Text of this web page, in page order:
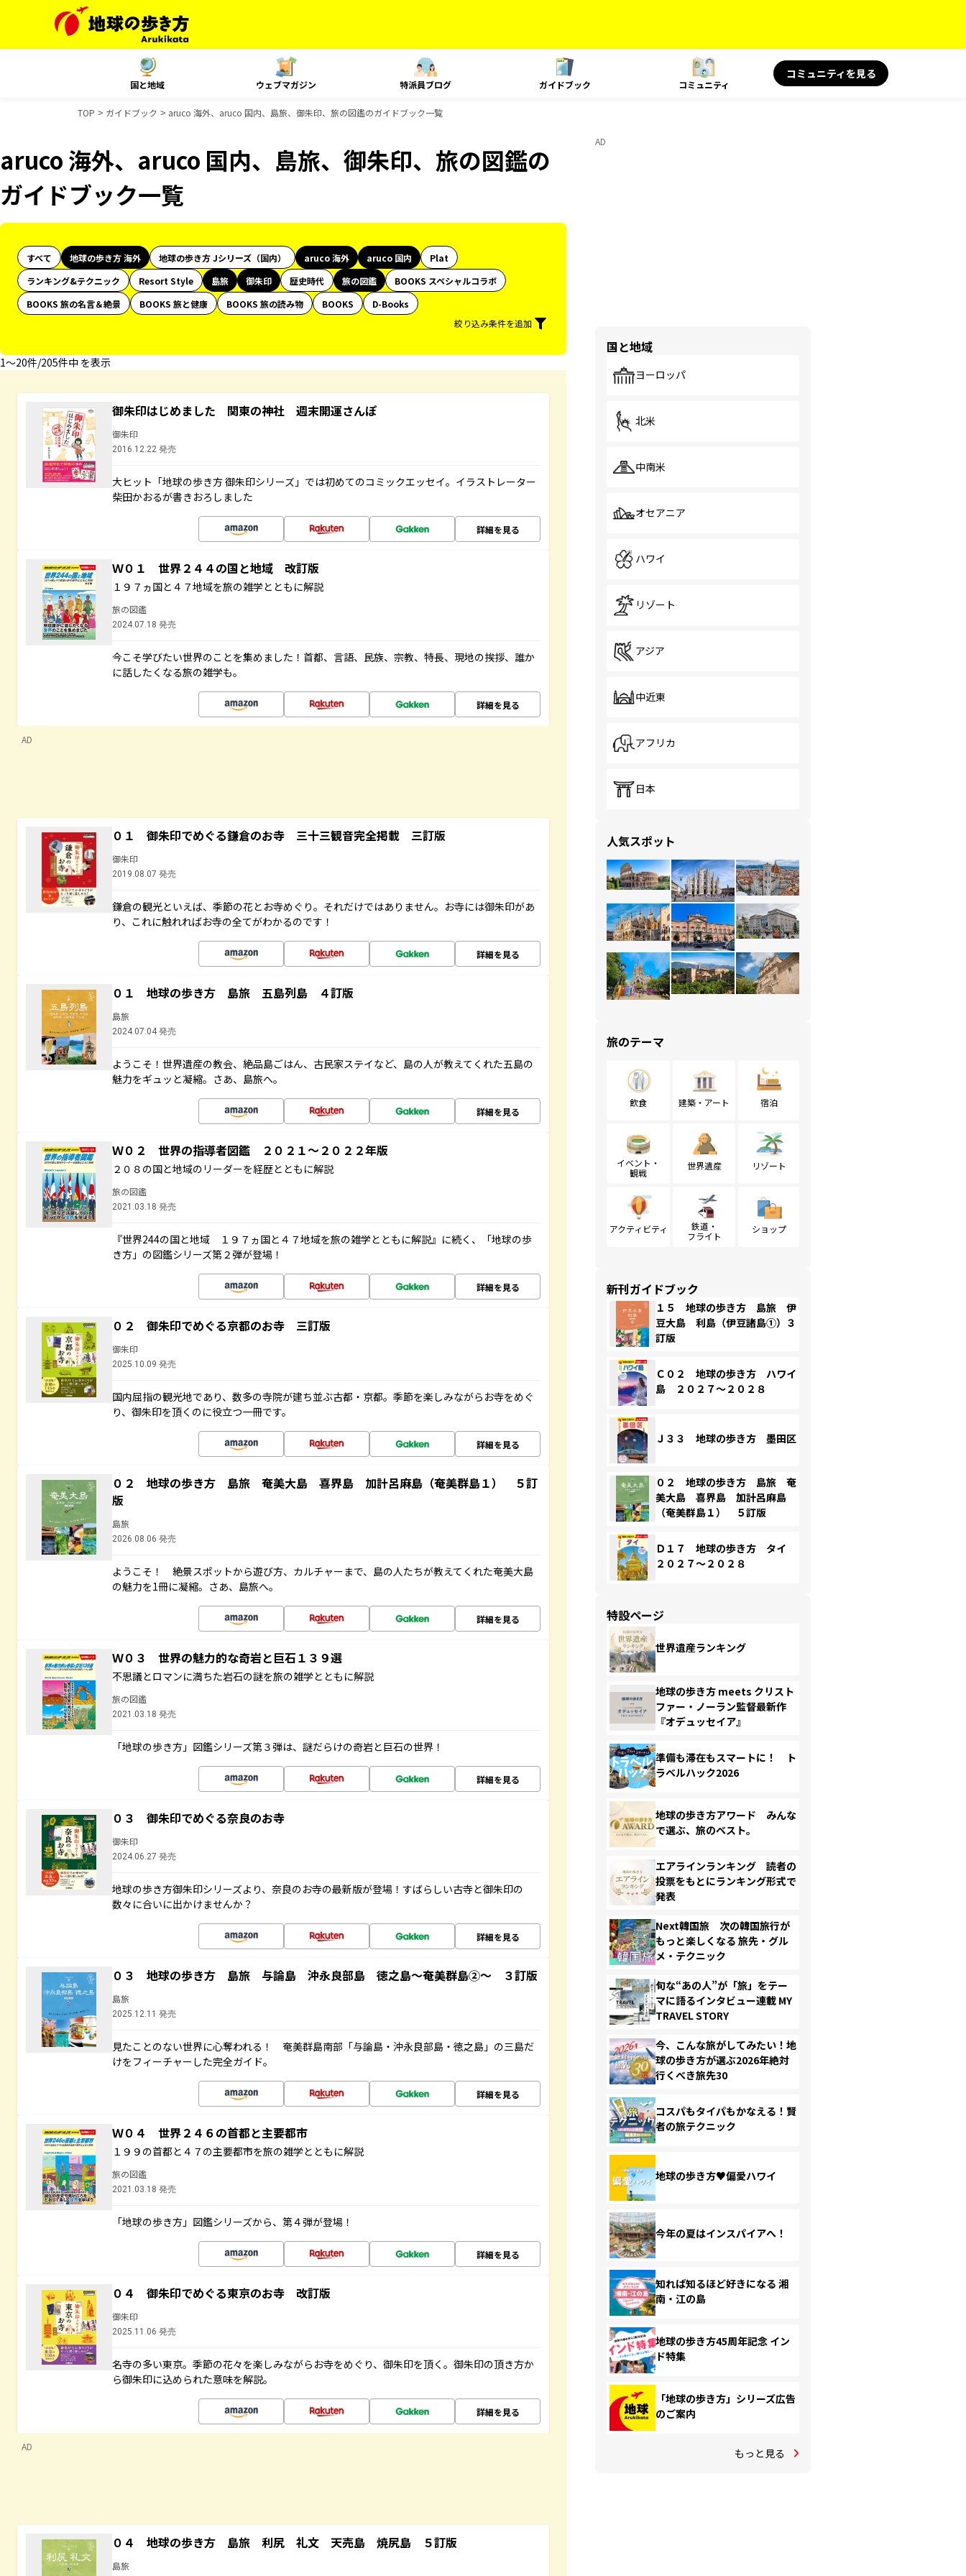
国と地域 ウェブマガジン 特派員ブログ ガイドブック コミュニティ
コミュニティを見る
TOP ガイドブック aruco 海外、aruco 国内、島旅、御朱印、旅の図鑑のガイドブック一覧
aruco 海外、aruco 国内、島旅、御朱印、旅の図鑑の
ガイドブック一覧
すべて 地球の歩き方 海外 地球の歩き方 Jシリーズ（国内） aruco 海外 aruco 国内
Plat
ランキング&テクニック
Resort Style 島旅 御朱印 歴史時代 旅の図鑑
BOOKS スペシャルコラボ
BOOKS 旅の名言＆絶景
BOOKS 旅と健康 BOOKS 旅の読み物 BOOKS
D-Books
絞り込み条件を追加
1〜20件/205件中 を表示
御朱印はじめました 関東の神社 週末開運さんぽ
御朱印
2016.12.22 発売
大ヒット「地球の歩き方 御朱印シリーズ」では初めてのコミックエッセイ。イラストレーター
柴田かおるが書きおろしました
詳細を見る
Ｗ０１ 世界２４４の国と地域 改訂版
１９７ヵ国と４７地域を旅の雑学とともに解説
旅の図鑑
2024.07.18 発売
今こそ学びたい世界のことを集めました！首都、言語、民族、宗教、特長、現地の挨拶、誰か
に話したくなる旅の雑学も。
詳細を見る
AD
０１ 御朱印でめぐる鎌倉のお寺 三十三観音完全掲載 三訂版
御朱印
2019.08.07 発売
鎌倉の観光といえば、季節の花とお寺めぐり。それだけではありません。お寺には御朱印があ
り、これに触れればお寺の全てがわかるのです！
詳細を見る
０１ 地球の歩き方 島旅 五島列島 ４訂版
島旅
2024.07.04 発売
ようこそ！世界遺産の教会、絶品島ごはん、古民家ステイなど、島の人が教えてくれた五島の
魅力をギュッと凝縮。さあ、島旅へ。
詳細を見る
Ｗ０２ 世界の指導者図鑑 ２０２１～２０２２年版
２０８の国と地域のリーダーを経歴とともに解説
旅の図鑑
2021.03.18 発売
『世界244の国と地域 １９７ヵ国と４７地域を旅の雑学とともに解説』に続く、「地球の歩
き方」の図鑑シリーズ第２弾が登場！
詳細を見る
０２ 御朱印でめぐる京都のお寺 三訂版
御朱印
2025.10.09 発売
国内屈指の観光地であり、数多の寺院が建ち並ぶ古都・京都。季節を楽しみながらお寺をめぐ
り、御朱印を頂くのに役立つ一冊です。
詳細を見る
０２ 地球の歩き方 島旅 奄美大島 喜界島 加計呂麻島（奄美群島１） ５訂
版
島旅
2026.08.06 発売
ようこそ！ 絶景スポットから遊び方、カルチャーまで、島の人たちが教えてくれた奄美大島
の魅力を1冊に凝縮。さあ、島旅へ。
詳細を見る
Ｗ０３ 世界の魅力的な奇岩と巨石１３９選
不思議とロマンに満ちた岩石の謎を旅の雑学とともに解説
旅の図鑑
2021.03.18 発売
「地球の歩き方」図鑑シリーズ第３弾は、謎だらけの奇岩と巨石の世界！
詳細を見る
０３ 御朱印でめぐる奈良のお寺
御朱印
2024.06.27 発売
地球の歩き方御朱印シリーズより、奈良のお寺の最新版が登場！すばらしい古寺と御朱印の
数々に合いに出かけませんか？
詳細を見る
０３ 地球の歩き方 島旅 与論島 沖永良部島 徳之島～奄美群島②～ ３訂版
島旅
2025.12.11 発売
見たことのない世界に心奪われる！ 奄美群島南部「与論島・沖永良部島・徳之島」の三島だ
けをフィーチャーした完全ガイド。
詳細を見る
Ｗ０４ 世界２４６の首都と主要都市
１９９の首都と４７の主要都市を旅の雑学とともに解説
旅の図鑑
2021.03.18 発売
「地球の歩き方」図鑑シリーズから、第４弾が登場！
詳細を見る
０４ 御朱印でめぐる東京のお寺 改訂版
御朱印
2025.11.06 発売
名寺の多い東京。季節の花々を楽しみながらお寺をめぐり、御朱印を頂く。御朱印の頂き方か
ら御朱印に込められた意味を解説。
詳細を見る
AD
０４ 地球の歩き方 島旅 利尻 礼文 天売島 焼尻島 ５訂版
島旅
AD
国と地域
ヨーロッパ
北米
中南米
オセアニア
ハワイ
リゾート
アジア
中近東
アフリカ
日本
人気スポット
旅のテーマ
飲食 建築・アート 宿泊
イベント・
観戦
世界遺産 リゾート
アクティビティ
鉄道・
フライト
ショップ
新刊ガイドブック
１５ 地球の歩き方 島旅 伊
豆大島 利島（伊豆諸島①）３
訂版
Ｃ０２ 地球の歩き方 ハワイ
島 ２０２７～２０２８
Ｊ３３ 地球の歩き方 墨田区
０２ 地球の歩き方 島旅 奄
美大島 喜界島 加計呂麻島
（奄美群島１） ５訂版
Ｄ１７ 地球の歩き方 タイ
２０２７～２０２８
特設ページ
世界遺産ランキング
地球の歩き方 meets クリスト
ファー・ノーラン監督最新作
『オデュッセイア』
準備も滞在もスマートに！ ト
ラベルハック2026
地球の歩き方アワード みんな
で選ぶ、旅のベスト。
エアラインランキング 読者の
投票をもとにランキング形式で
発表
Next韓国旅 次の韓国旅行が
もっと楽しくなる 旅先・グル
メ・テクニック
旬な“あの人”が「旅」をテー
マに語るインタビュー連載 MY
TRAVEL STORY
今、こんな旅がしてみたい！地
球の歩き方が選ぶ2026年絶対
行くべき旅先30
コスパもタイパもかなえる！賢
者の旅テクニック
地球の歩き方♥偏愛ハワイ
今年の夏はインスパイアへ！
知れば知るほど好きになる 湘
南・江の島
地球の歩き方45周年記念 イン
ド特集
「地球の歩き方」シリーズ広告
のご案内
もっと見る